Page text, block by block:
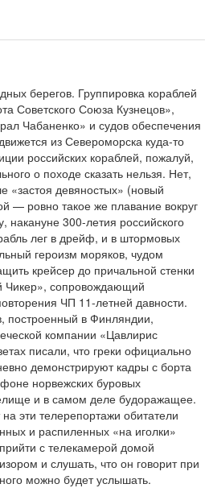
берегов. Группировка кораблей
Советского Союза Кузнецов»,
Чабаненко» и судов обеспечения
из Североморска куда-то
российских кораблей, пожалуй,
о походе сказать нельзя. Нет,
«застоя девяностых» (новый
— ровно такое же плавание вокруг
300-летия российского
лег в дрейф, и в штормовых
героизм моряков, чудом
крейсер до причальной стенки
Чикер», сопровождающий
ЧП 11-летней давности.
построенный в Финляндии,
компании «Цавлирис
писали, что греки официально
демонстрируют кадры с борта
норвежских буровых
и в самом деле будоражащее.
эти телерепортажи обитатели
и распиленных «на иголки»
с телекамерой домой
и слушать, что он говорит при
можно будет услышать.